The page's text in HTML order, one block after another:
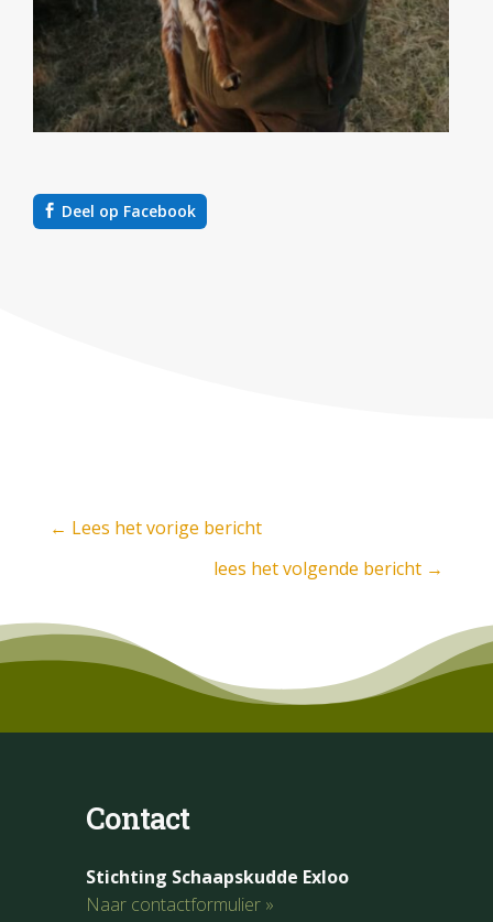
Deel op Facebook
← Lees het vorige bericht
lees het volgende bericht →
Contact
Stichting Schaapskudde Exloo
Naar contactformulier »